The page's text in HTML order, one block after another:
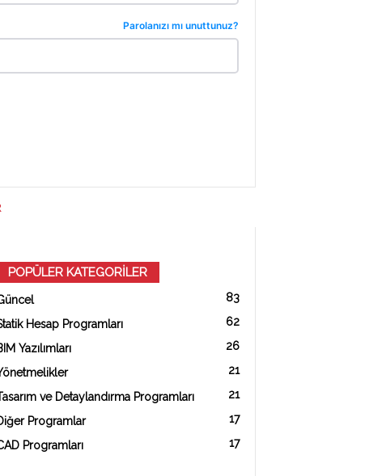
Parolanızı mı unuttunuz?
POPÜLER KATEGORİLER
83
Hesap Programları 62
Yazılımları 26
21
ve Detaylandırma Programları 21
Programlar 17
Programları 17